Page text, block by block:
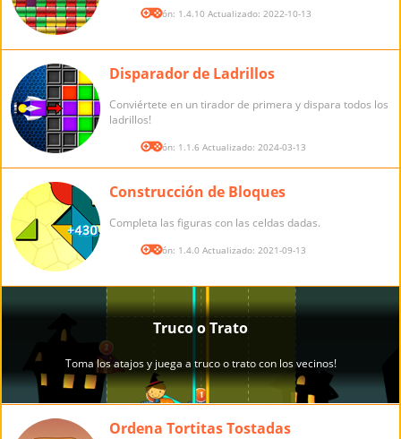
Versión: 1.4.10 Actualizado: 2022-10-13
Disparador de Ladrillos
Conviértete en un tirador de primera y dispara todos los
ladrillos!
Versión: 1.1.6 Actualizado: 2024-03-13
Construcción de Bloques
Completa las figuras con las celdas dadas.
Versión: 1.4.0 Actualizado: 2021-09-13
Ordena Tortitas Tostadas